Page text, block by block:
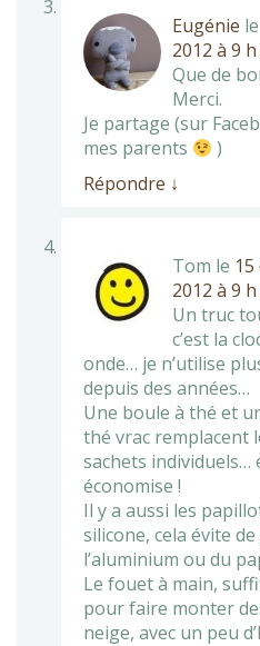
Eugénie le
2012 à 9
Que de
Merci.
Je partage (sur
mes parents
)
Répondre ↓
Tom le
2012 à 9
Un truc
c’est la
onde… je n’utilise
depuis des années…
Une boule à thé et
thé vrac remplacent
sachets individuels…
économise !
Il y a aussi les
silicone, cela évite
l’aluminium ou du
Le fouet à main,
pour faire monter
neige, avec un peu